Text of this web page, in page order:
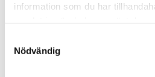
information som du har
Nödvändig
Välj längd efter hur
bäras
Halsbandslängden påverkar
bismarckkedjan hamnar,